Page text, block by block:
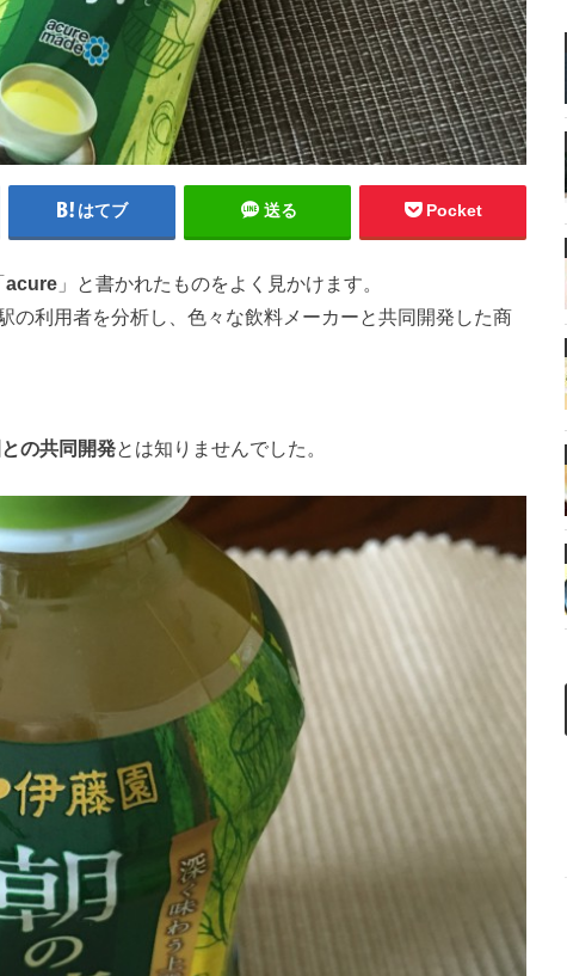
はてブ 送る Pocket
acure 」と書かれたものをよく見かけます。
の利用者を分析し、色々な飲料メーカーと共同開発した商
の共同開発とは知りませんでした。